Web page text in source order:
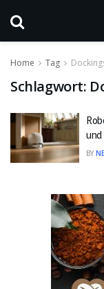
Home Tag
Schlagwort:
und
BY